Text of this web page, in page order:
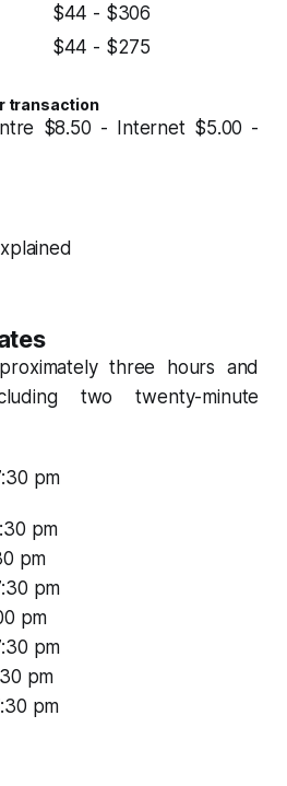
$44 - $306
$44 - $275
transaction
$8.50 - Internet $5.00 -
three hours and
two twenty-minute
pm
pm
pm
pm
pm
pm
pm
pm